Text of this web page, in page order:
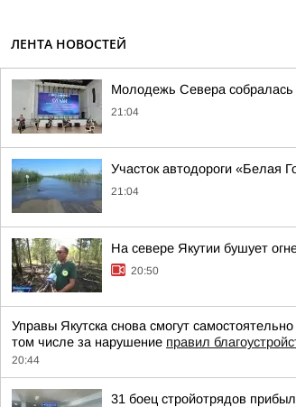
ЛЕНТА НОВОСТЕЙ
Молодежь Севера собралась
21:04
Участок автодороги «Белая
21:04
На севере Якутии бушует
20:50
Управы Якутска снова смогут
том числе за нарушение правил
20:44
31 боец стройотрядов